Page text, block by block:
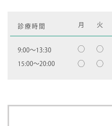
診療時間 月 火
9:00〜13:30 ◯ ◯
15:00〜20:00 ◯ ◯